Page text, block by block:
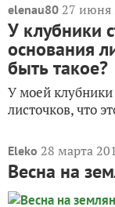
elenau80 27 июня
У клубники
основания
быть такое?
У моей
листочков, что
Eleko 28 марта
Весна на